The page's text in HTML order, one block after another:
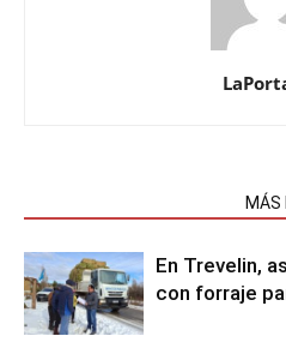
MÁS
En Trevelin,
con forraje